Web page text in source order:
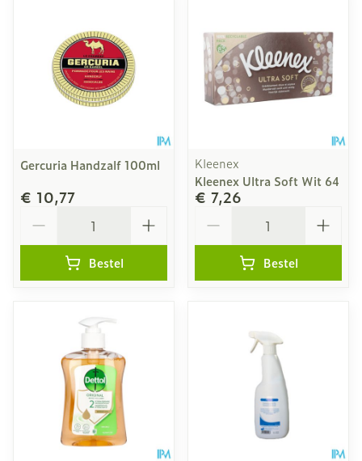
Gercuria Handzalf 100ml
€ 10,77
Bestel
Kleenex
Kleenex Ultra Soft Wit 64
€ 7,26
Bestel